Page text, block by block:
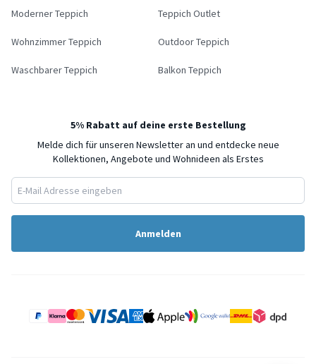
Moderner Teppich Teppich Outlet
Wohnzimmer Teppich Outdoor Teppich
Waschbarer Teppich Balkon Teppich
5% Rabatt auf deine erste Bestellung
Melde dich für unseren Newsletter an und entdecke neue
Kollektionen, Angebote und Wohnideen als Erstes
Anmelden